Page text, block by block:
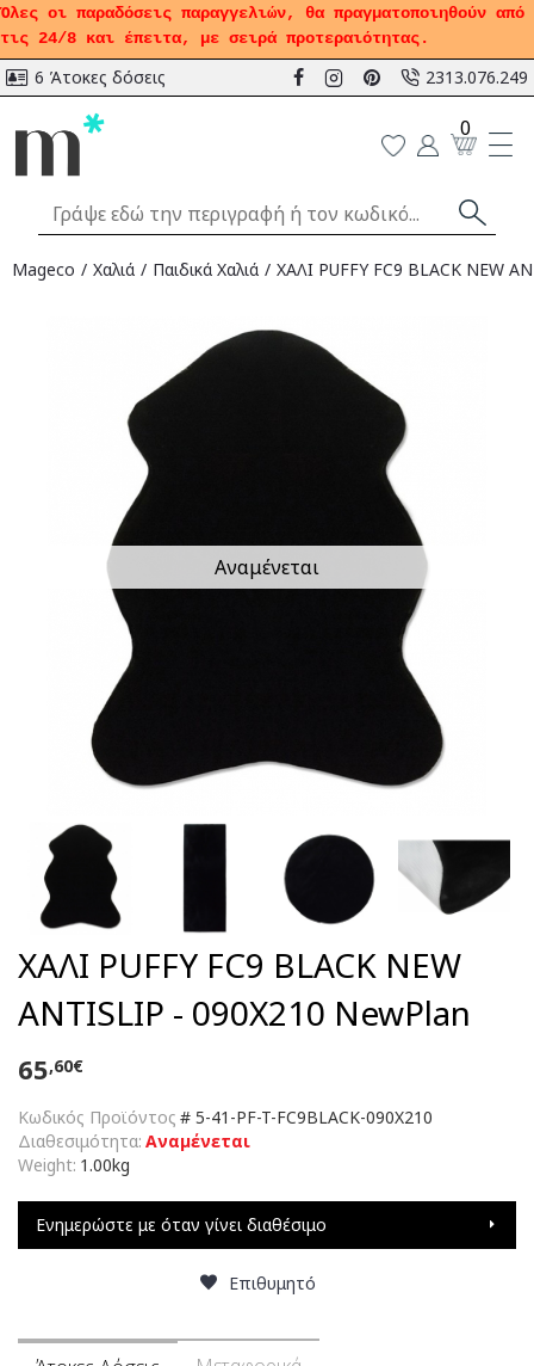
Όλες οι παραδόσεις παραγγελιών, θα πραγματοποιηθούν από
τις 24/8 και έπειτα, με σειρά προτεραιότητας.
6 Άτοκες δόσεις 2313.076.249
0
Mageco Χαλιά Παιδικά Χαλιά ΧΑΛΙ PUFFY FC9 BLACK NEW
Αναμένεται
ΧΑΛΙ PUFFY FC9 BLACK NEW
ANTISLIP - 090X210 NewPlan
Κωδικός Προϊόντος # 5-41-PF-T-FC9BLACK-090X210
Διαθεσιμότητα: Αναμένεται
Weight: 1.00kg
65,60€
Ενημερώστε με όταν γίνει διαθέσιμο
Επιθυμητό